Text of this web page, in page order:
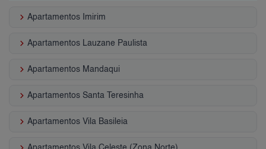
keyboard_arrow_right Apartamentos Imirim
keyboard_arrow_right Apartamentos Lauzane Paulista
keyboard_arrow_right Apartamentos Mandaqui
keyboard_arrow_right Apartamentos Santa Teresinha
keyboard_arrow_right Apartamentos Vila Basileia